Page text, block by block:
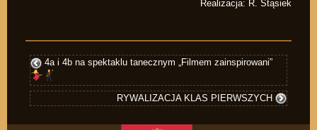
Realizacja: R. Stąsiek
4a i 4b na spektaklu tanecznym „Filmem zainspirowani”
RYWALIZACJA KLAS PIERWSZYCH